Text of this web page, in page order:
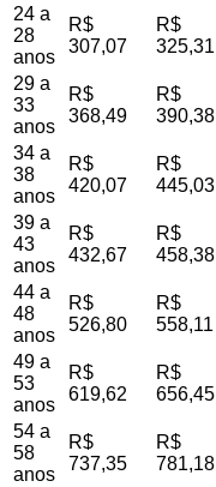
24 a
28
anos
R$
307,07
R$
325,31
29 a
33
anos
R$
368,49
R$
390,38
34 a
38
anos
R$
420,07
R$
445,03
39 a
43
anos
R$
432,67
R$
458,38
44 a
48
anos
R$
526,80
R$
558,11
49 a
53
anos
R$
619,62
R$
656,45
54 a
58
anos
R$
737,35
R$
781,18